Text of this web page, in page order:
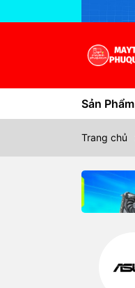
Sản Phẩm
Trang chủ